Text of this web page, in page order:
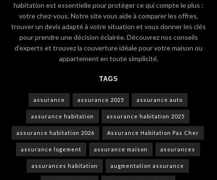
habitation est essentielle pour protéger ce qui compte le plus :
votre chez-vous. Notre site vous aide à comparer les offres,
trouver un devis adapté à votre situation et vous donner les clés
pour prendre une décision éclairée. Découvrez nos conseils
d’experts et trouvez la couverture idéale pour votre maison ou
appartement en toute simplicité.
TAGS
assurance assurance 2025 assurance auto
assurance habitation assurance habitation 2025
assurance habitation 2026 Assurance Habitation Pas Cher
assurance logement assurance maison assurances
assurances habitation augmentation assurance